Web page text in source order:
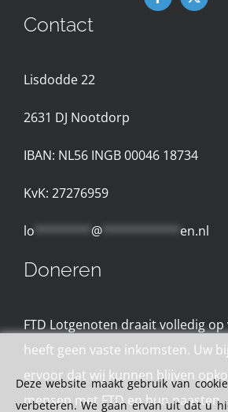
Nieuws
Contact met de Expertgroep
Gebruiksvoorwaarden
Contact
Lisdodde 22
2631 DJ Nootdorp
IBAN: NL56 INGB 00046 18734
KvK: 27276959
lo ******** @*********** en.nl
Doneren
FTD Lotgenoten draait volledig
heeft geen vaste inkomsten. Uw
ervoor dat wij kunnen blijven
mensen met FTD en hun naasten
Deze website maakt gebruik van
verbeteren. We gaan ervan uit dat u